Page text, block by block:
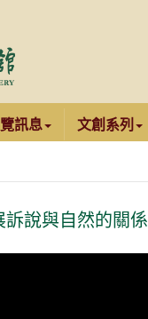
訊息 文創系列
說與自然的關係